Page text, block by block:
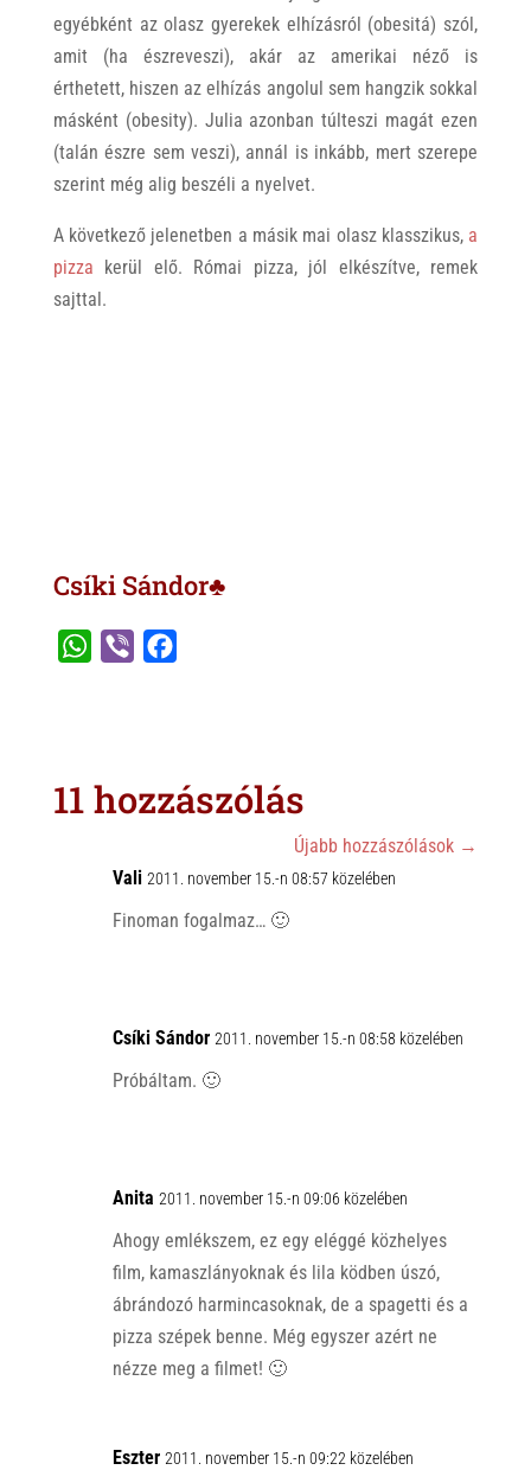
egyébként az olasz gyerekek elhízásról (obesitá) szól,
amit (ha észreveszi), akár az amerikai néző is
érthetett, hiszen az elhízás angolul sem hangzik sokkal
másként (obesity). Julia azonban túlteszi magát ezen
(talán észre sem veszi), annál is inkább, mert szerepe
szerint még alig beszéli a nyelvet.
A következő jelenetben a másik mai olasz klasszikus, a
pizza kerül elő. Római pizza, jól elkészítve, remek
sajttal.
Csíki Sándor♣
A
o
k
11 hozzászólás
Újabb hozzászólások →
Vali 2011. november 15.-n 08:57 közelében
Finoman fogalmaz… 🙂
Csíki Sándor 2011. november 15.-n 08:58 közelében
Próbáltam. 🙂
Anita 2011. november 15.-n 09:06 közelében
Ahogy emlékszem, ez egy eléggé közhelyes
film, kamaszlányoknak és lila ködben úszó,
ábrándozó harmincasoknak, de a spagetti és a
pizza szépek benne. Még egyszer azért ne
nézze meg a filmet! 🙂
Eszter 2011. november 15.-n 09:22 közelében